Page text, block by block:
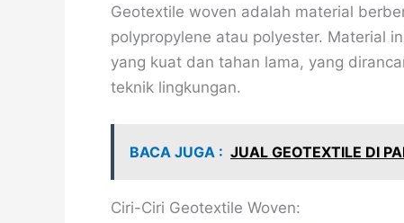
Geotextile woven adalah material
polypropylene atau polyester. Material
yang kuat dan tahan lama, yang
teknik lingkungan.
BACA JUGA : JUAL GEOTEXTILE DI
Ciri-Ciri Geotextile Woven: